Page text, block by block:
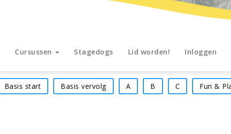
Cursussen Stagedogs Lid worden! Inloggen
Basis start Basis vervolg A B C Fun &